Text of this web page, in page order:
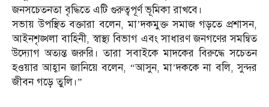
জনসচেতনতা বৃদ্ধিতে এটি গুরুত্বপূর্ণ ভূমিকা রাখবে।
সভায় উপস্থিত বক্তারা বলেন, মা’দকমুক্ত সমাজ গড়তে প্রশাসন,
আইনশৃঙ্খলা বাহিনী, স্বাস্থ্য বিভাগ এবং সাধারণ জনগণের সমন্বিত
উদ্যোগ অত্যন্ত জরুরি। তারা সবাইকে মাদকের বিরুদ্ধে সচেতন
হওয়ার আহ্বান জানিয়ে বলেন, “আসুন, মা’দককে না বলি, সুন্দর
জীবন গড়ে তুলি।”